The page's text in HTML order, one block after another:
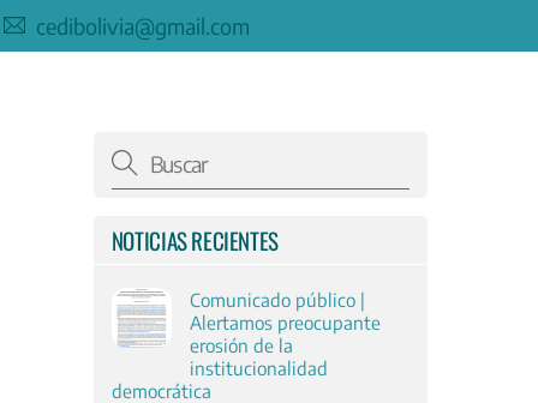
cedibolivia@gmail.com
NOTICIAS RECIENTES
Comunicado público |
Alertamos preocupante
erosión de la
institucionalidad
democrática